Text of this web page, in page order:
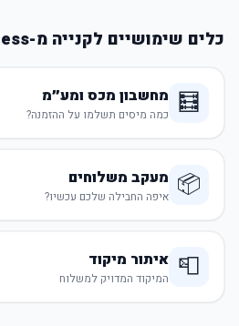
כלים שימושיים לקנייה מ-AliExpress
🧮 מחשבון מכס ומע״מ
כמה מיסים תשלמו על ההזמנה?
📦 מעקב משלוחים
איפה החבילה שלכם עכשיו?
📮 איתור מיקוד
המיקוד המדויק למשלוח